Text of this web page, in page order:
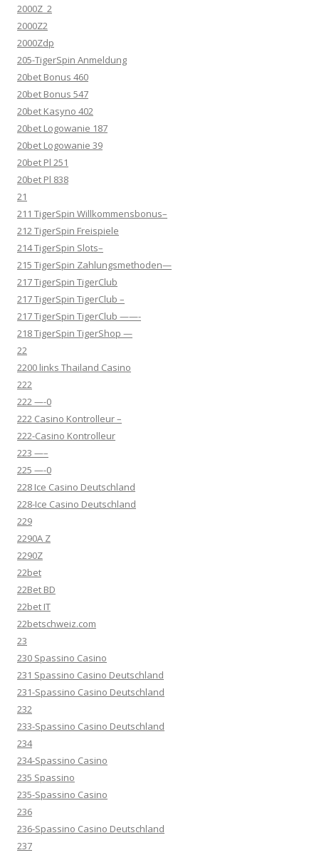
2000Z_2
2000Z2
2000Zdp
205-TigerSpin Anmeldung
20bet Bonus 460
20bet Bonus 547
20bet Kasyno 402
20bet Logowanie 187
20bet Logowanie 39
20bet Pl 251
20bet Pl 838
21
211 TigerSpin Willkommensbonus–
212 TigerSpin Freispiele
214 TigerSpin Slots–
215 TigerSpin Zahlungsmethoden—
217 TigerSpin TigerClub
217 TigerSpin TigerClub –
217 TigerSpin TigerClub ——-
218 TigerSpin TigerShop —
22
2200 links Thailand Casino
222
222 —-0
222 Casino Kontrolleur –
222-Casino Kontrolleur
223 —–
225 —-0
228 Ice Casino Deutschland
228-Ice Casino Deutschland
229
2290A Z
2290Z
22bet
22Bet BD
22bet IT
22betschweiz.com
23
230 Spassino Casino
231 Spassino Casino Deutschland
231-Spassino Casino Deutschland
232
233-Spassino Casino Deutschland
234
234-Spassino Casino
235 Spassino
235-Spassino Casino
236
236-Spassino Casino Deutschland
237